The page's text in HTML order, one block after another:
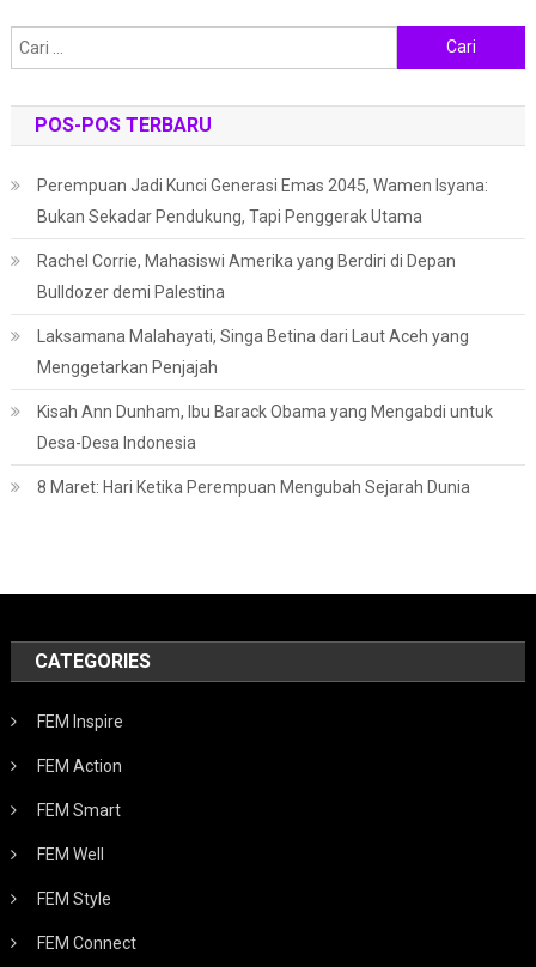
untuk:
POS-POS TERBARU
Perempuan Jadi Kunci Generasi Emas 2045, Wamen Isyana:
Bukan Sekadar Pendukung, Tapi Penggerak Utama
Rachel Corrie, Mahasiswi Amerika yang Berdiri di Depan
Bulldozer demi Palestina
Laksamana Malahayati, Singa Betina dari Laut Aceh yang
Menggetarkan Penjajah
Kisah Ann Dunham, Ibu Barack Obama yang Mengabdi untuk
Desa-Desa Indonesia
8 Maret: Hari Ketika Perempuan Mengubah Sejarah Dunia
CATEGORIES
FEM Inspire
FEM Action
FEM Smart
FEM Well
FEM Style
FEM Connect